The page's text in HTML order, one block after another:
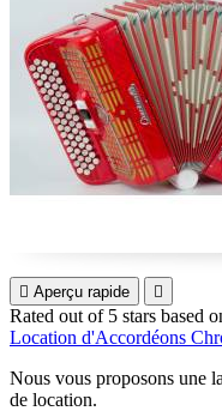
 Aperçu rapide 
Rated out of 5 stars based
Location d'Accordéons
Nous vous proposons une
de location.